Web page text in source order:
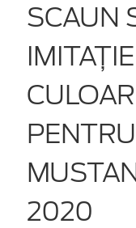
SCAUN
2020